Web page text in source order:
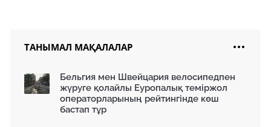
ТАНЫМАЛ МАҚАЛАЛАР
Бельгия мен Швейцария велосипедпен
жүруге қолайлы Еуропалық теміржол
операторларының рейтингінде көш
бастап тұр